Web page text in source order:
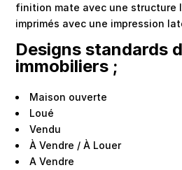
finition mate avec une structure
imprimés avec une impression
Designs standards
immobiliers ;
Maison ouverte
Loué
Vendu
À Vendre / À Louer
A Vendre